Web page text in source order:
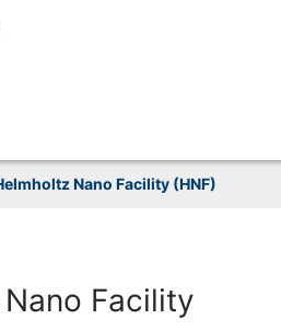
Nano Facility (HNF)
Facility